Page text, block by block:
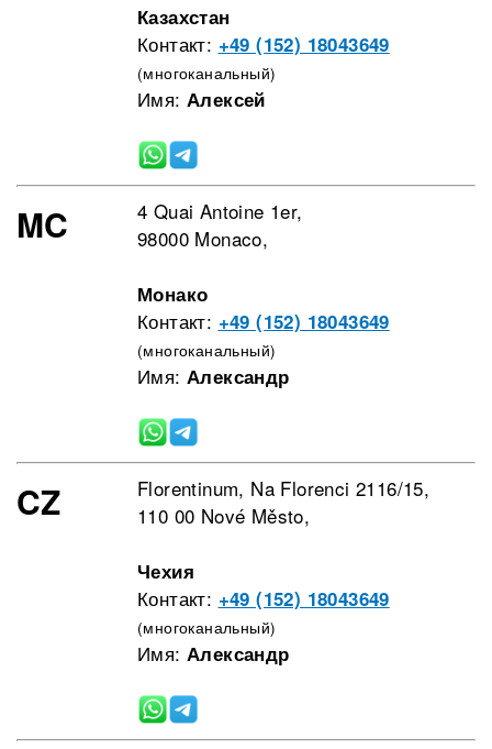
Казахстан
Контакт: +49 (152) 18043649
(многоканальный)
Имя: Алексей
MC
4 Quai Antoine 1er,
98000 Monaco,
Монако
Контакт: +49 (152) 18043649
(многоканальный)
Имя: Александр
CZ
Florentinum, Na Florenci 2116/15,
110 00 Nové Město,
Чехия
Контакт: +49 (152) 18043649
(многоканальный)
Имя: Александр